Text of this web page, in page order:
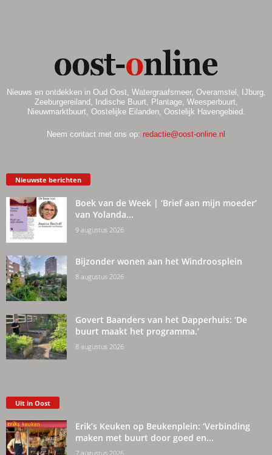
Nieuws en ontdekken in Oud Oost, Watergraafsmeer, Overamstel, IJburg,
Zeeburgereiland, Indische Buurt, Plantage, Weesperbuurt,
Nieuwmarktbuurt, Oostelijke Eilanden, Oostelijk Havengebied.
Neem contact met ons op: redactie@oost-online.nl
Nieuwste berichten
Boek van de Week | ‘Brief aan mijn moeder’
van Yolanda...
9 augustus 2026
Bijzonder wonen aan het Windroosplein
8 augustus 2026
Govert Baanders van het Dapperhuis: ‘De
buurt maakt het programma.’
8 augustus 2026
Uit in Oost
Erik’s Keuken op Beukenplein: ‘Verbinding
maken met buurt door goed en...
7 augustus 2026